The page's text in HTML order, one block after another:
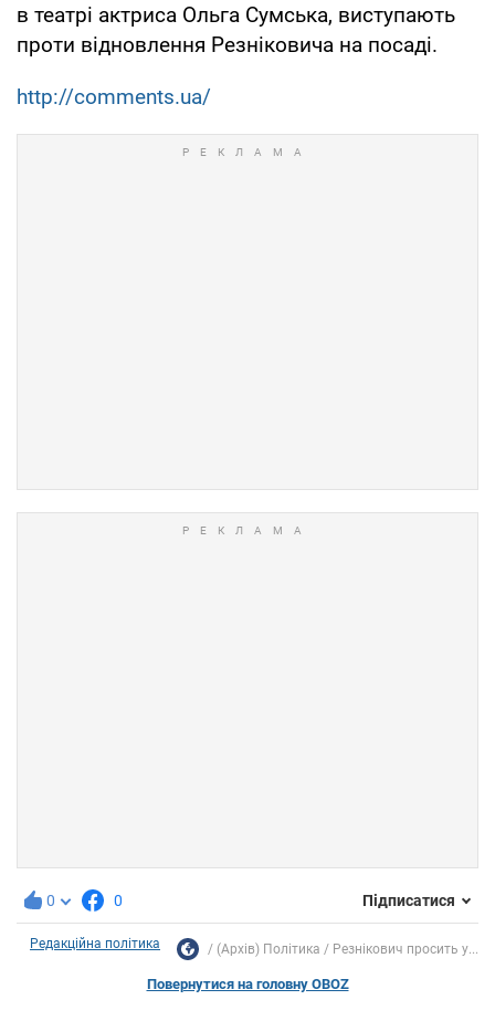
в театрі актриса Ольга Сумська, виступають
проти відновлення Резніковича на посаді.
http://comments.ua/
0 0 Підписатися
Редакційна політика (Архів) Політика Резнікович просить у...
Повернутися на головну OBOZ